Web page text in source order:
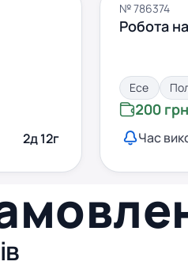
2д 12г
№ 786374
Робота
Есе
200 грн
Час